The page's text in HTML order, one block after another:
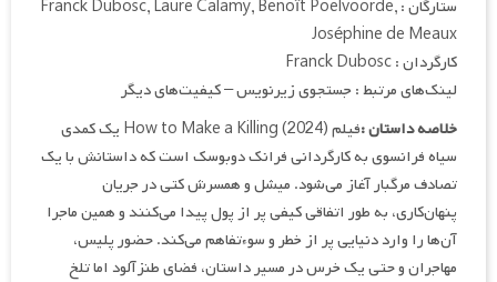
ستارگان : Franck Dubosc, Laure Calamy, Benoît Poelvoorde,
Joséphine de Meaux
کارگردان : Franck Dubosc
لینک‌های مرتبط : جستجوی زیرنویس – کیفیت‌های دیگر
خلاصه داستان :
فیلم How to Make a Killing (2024) یک کمدی
سیاه فرانسوی به کارگردانی فرانک دوبوسک است که داستانش با یک
تصادف مرگبار آغاز می‌شود. میشل و همسرش کتی در جریان
پنهان‌کاری، به طور اتفاقی کیفی پر از پول پیدا می‌کنند و همین ماجرا
آن‌ها را وارد دنیایی پر از خطر و سوءتفاهم می‌کند. حضور پلیس،
مهاجران و حتی یک خرس در مسیر داستان، فضای طنزآلود اما تلخ